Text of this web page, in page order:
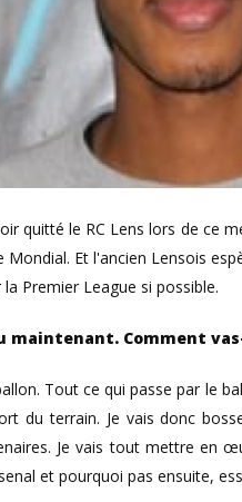
quitté le RC Lens lors de ce
Mondial. Et l'ancien Lensois
Premier League si possible.
maintenant. Comment
Tout ce qui passe par le
du terrain. Je vais donc
Je vais tout mettre en
et pourquoi pas ensuite,